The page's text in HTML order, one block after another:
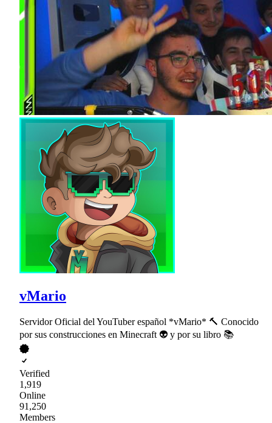
vMario
Servidor Oficial del YouTuber español *vMario* 🔨 Conocido
por sus construcciones en Minecraft 👽 y por su libro 📚
Verified
1,919
Online
91,250
Members